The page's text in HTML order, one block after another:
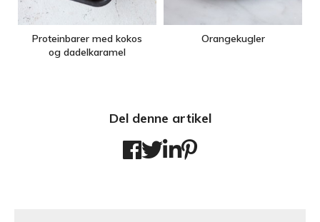
Proteinbarer med kokos
og dadelkaramel
Orangekugler
Del denne artikel